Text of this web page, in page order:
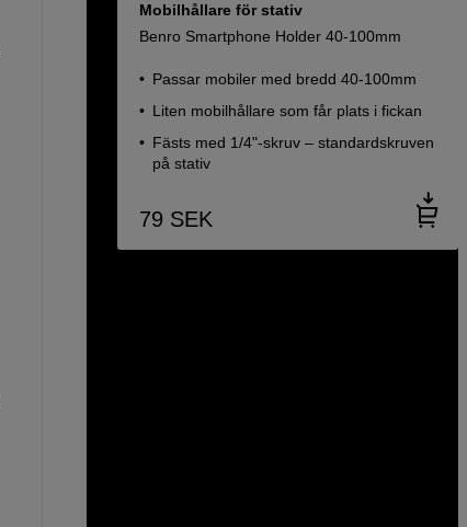
Mobilhållare för stativ
Benro Smartphone Holder 40-100mm
Passar mobiler med bredd 40-100mm
Liten mobilhållare som får plats i fickan
Fästs med 1/4"-skruv – standardskruven
på stativ
79 SEK